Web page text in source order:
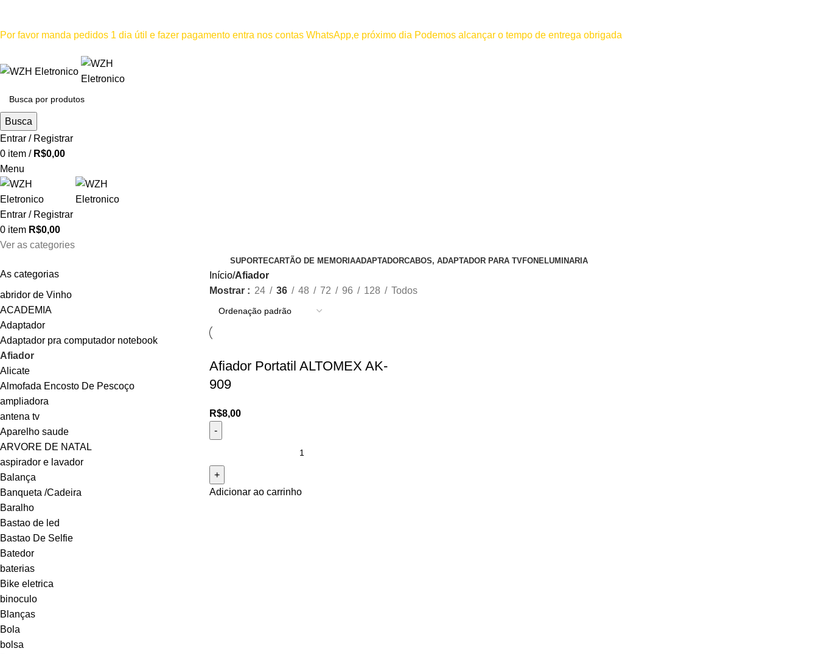
Por favor manda pedidos 1 dia útil e fazer pagamento entra nos contas WhatsApp,e próximo dia Podemos alcançar o tempo de entrega obrigada
Busca
Entrar / Registrar
0 item / R$0,00
Menu
Entrar / Registrar
0 item R$0,00
Ver as categories
SUPORTECARTÃO DE MEMORIAADAPTADORCABOS, ADAPTADOR PARA TVFONELUMINARIA
As categorias
abridor de Vinho
ACADEMIA
Adaptador
Adaptador pra computador notebook
Afiador
Alicate
Almofada Encosto De Pescoço
ampliadora
antena tv
Aparelho saude
ARVORE DE NATAL
aspirador e lavador
Balança
Banqueta /Cadeira
Baralho
Bastao de led
Bastao De Selfie
Batedor
baterias
Bike eletrica
binoculo
Blanças
Bola
bolsa
Início Afiador
Mostrar
24 36 48 72 96 128 Todos
Afiador Portatil ALTOMEX AK-
909
R$8,00
Adicionar ao carrinho